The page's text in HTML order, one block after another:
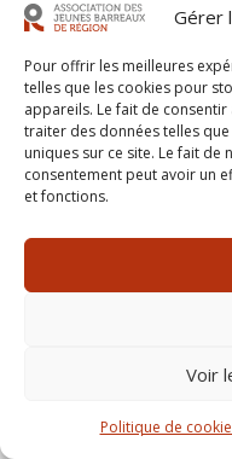
Gérer
Pour offrir les meilleures
telles que les cookies pour
appareils. Le fait de
traiter des données telles
uniques sur ce site. Le fait
consentement peut avoir un
et fonctions.
Voir
Politique de
Copyright © 2026